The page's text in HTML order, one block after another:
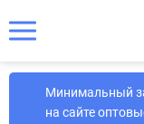
Минимальный
на сайте